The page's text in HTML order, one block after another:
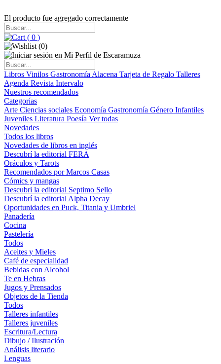
El producto fue agregado correctamente
( 0 )
(0)
Libros Vinilos Gastronomía Alacena Tarjeta de Regalo Talleres
Agenda Revista Intervalo
Nuestros recomendados
Categorías
Arte Ciencias sociales Economía Gastronomía Género Infantiles
Juveniles Literatura Poesía Ver todas
Novedades
Todos los libros
Novedades de libros en inglés
Descubrí la editorial FERA
Oráculos y Tarots
Recomendados por Marcos Casas
Cómics y mangas
Descubri la editorial Septimo Sello
Descubrí la editorial Alpha Decay
Oportunidades en Puck, Titania y Umbriel
Panadería
Cocina
Pastelería
Todos
Aceites y Mieles
Café de especialidad
Bebidas con Alcohol
Te en Hebras
Jugos y Prensados
Objetos de la Tienda
Todos
Talleres infantiles
Talleres juveniles
Escritura/Lectura
Dibujo / Ilustración
Análisis literario
Lenguas